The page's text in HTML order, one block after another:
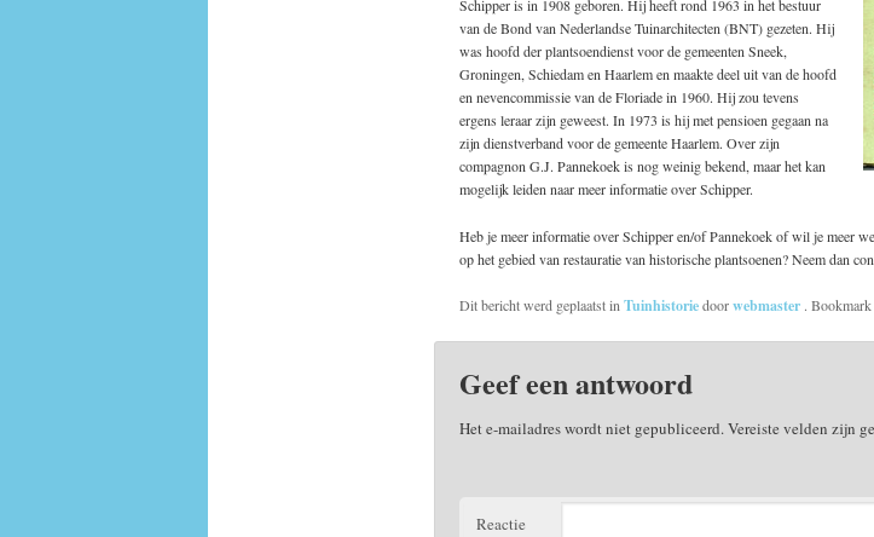
Schipper is in 1908 geboren. Hij heeft rond 1963 in het bestuur
van de Bond van Nederlandse Tuinarchitecten (BNT) gezeten. Hij
was hoofd der plantsoendienst voor de gemeenten Sneek,
Groningen, Schiedam en Haarlem en maakte deel uit van de hoofd
en nevencommissie van de Floriade in 1960. Hij zou tevens
ergens leraar zijn geweest. In 1973 is hij met pensioen gegaan na
zijn dienstverband voor de gemeente Haarlem. Over zijn
compagnon G.J. Pannekoek is nog weinig bekend, maar het kan
mogelijk leiden naar meer informatie over Schipper.
Heb je meer informatie over Schipper en/of Pannekoek of wil je meer
op het gebied van restauratie van historische plantsoenen? Neem dan
Dit bericht werd geplaatst inTuinhistoriedoorwebmaster . Bookmark
Geef een antwoord
Het e-mailadres wordt niet gepubliceerd.Vereiste velden zijn
Reactie